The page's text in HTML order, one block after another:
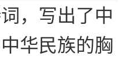
，写出了中
华民族的胸